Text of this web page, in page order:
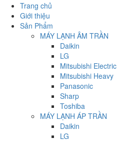
Trang chủ
Giới thiệu
Sản Phẩm
MÁY LẠNH ÂM TRẦN
Daikin
LG
Mitsubishi Electric
Mitsubishi Heavy
Panasonic
Sharp
Toshiba
MÁY LẠNH ÁP TRẦN
Daikin
LG